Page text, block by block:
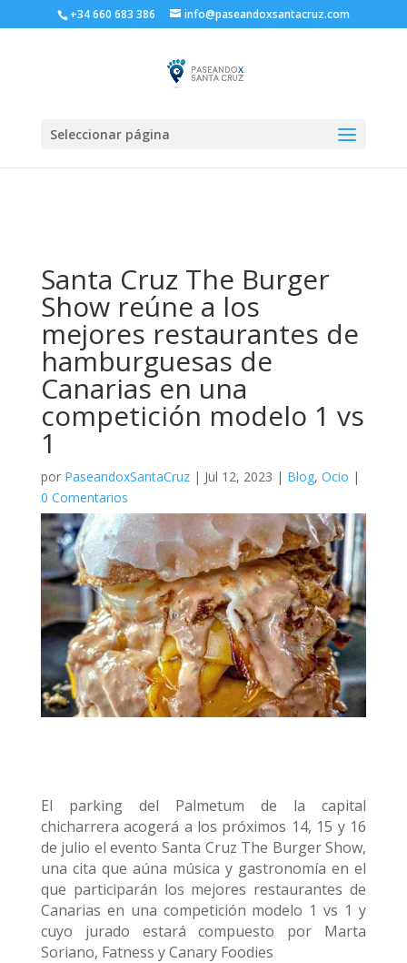
+34 660 683 386 info@paseandoxsantacruz.com
Seleccionar página
Santa Cruz The Burger
Show reúne a los
mejores restaurantes de
hamburguesas de
Canarias en una
competición modelo 1 vs
1
por PaseandoxSantaCruz| Jul 12, 2023 | Blog, Ocio |
0 Comentarios
El parking del Palmetum de la capital
chicharrera acogerá a los próximos 14, 15 y 16
de julio el evento Santa Cruz The Burger Show,
una cita que aúna música y gastronomía en el
que participarán los mejores restaurantes de
Canarias en una competición modelo 1 vs 1 y
cuyo jurado estará compuesto por Marta
Soriano, Fatness y Canary Foodies